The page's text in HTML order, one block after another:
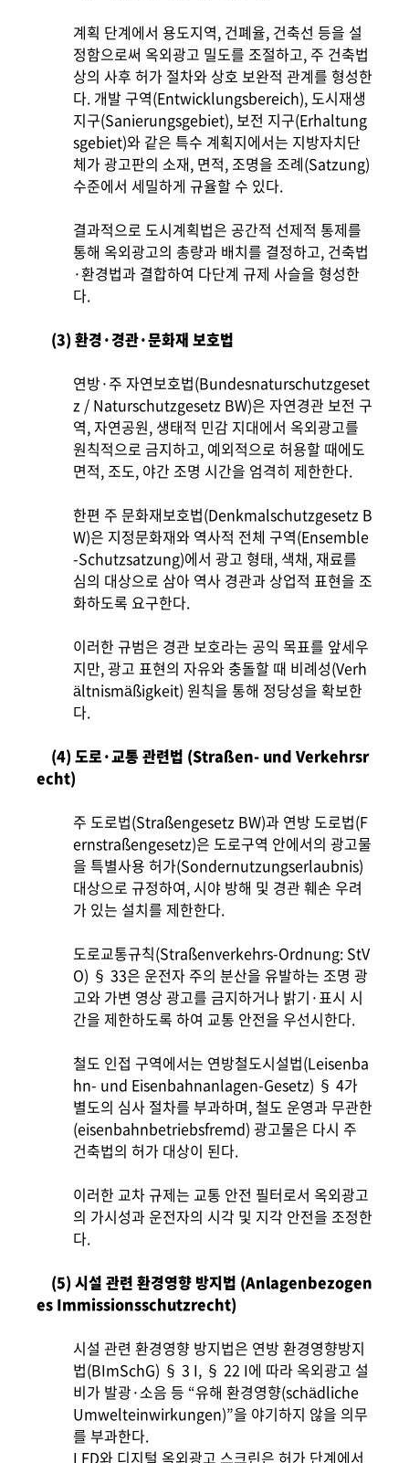
계획 단계에서 용도지역, 건폐율, 건축선 등을 설
정함으로써 옥외광고 밀도를 조절하고, 주 건축법
상의 사후 허가 절차와 상호 보완적 관계를 형성한
다. 개발 구역(Entwicklungsbereich), 도시재생
지구(Sanierungsgebiet), 보전 지구(Erhaltung
sgebiet)와 같은 특수 계획지에서는 지방자치단
체가 광고판의 소재, 면적, 조명을 조례(Satzung)
수준에서 세밀하게 규율할 수 있다.
결과적으로 도시계획법은 공간적 선제적 통제를
통해 옥외광고의 총량과 배치를 결정하고, 건축법
·환경법과 결합하여 다단계 규제 사슬을 형성한
다.
(3) 환경·경관·문화재 보호법
연방·주 자연보호법(Bundesnaturschutzgeset
z / Naturschutzgesetz BW)은 자연경관 보전 구
역, 자연공원, 생태적 민감 지대에서 옥외광고를
원칙적으로 금지하고, 예외적으로 허용할 때에도
면적, 조도, 야간 조명 시간을 엄격히 제한한다.
한편 주 문화재보호법(Denkmalschutzgesetz B
W)은 지정문화재와 역사적 전체 구역(Ensemble
-Schutzsatzung)에서 광고 형태, 색채, 재료를
심의 대상으로 삼아 역사 경관과 상업적 표현을 조
화하도록 요구한다.
이러한 규범은 경관 보호라는 공익 목표를 앞세우
지만, 광고 표현의 자유와 충돌할 때 비례성(Verh
ältnismäßigkeit) 원칙을 통해 정당성을 확보한
다.
(4) 도로·교통 관련법 (Straßen- und Verkehrsr
echt)
주 도로법(Straßengesetz BW)과 연방 도로법(F
ernstraßengesetz)은 도로구역 안에서의 광고물
을 특별사용 허가(Sondernutzungserlaubnis)
대상으로 규정하여, 시야 방해 및 경관 훼손 우려
가 있는 설치를 제한한다.
도로교통규칙(Straßenverkehrs-Ordnung: StV
O) § 33은 운전자 주의 분산을 유발하는 조명 광
고와 가변 영상 광고를 금지하거나 밝기·표시 시
간을 제한하도록 하여 교통 안전을 우선시한다.
철도 인접 구역에서는 연방철도시설법(Leisenba
hn- und Eisenbahnanlagen-Gesetz) § 4가
별도의 심사 절차를 부과하며, 철도 운영과 무관한
(eisenbahnbetriebsfremd) 광고물은 다시 주
건축법의 허가 대상이 된다.
이러한 교차 규제는 교통 안전 필터로서 옥외광고
의 가시성과 운전자의 시각 및 지각 안전을 조정한
다.
(5) 시설 관련 환경영향 방지법 (Anlagenbezogen
es Immissionsschutzrecht)
시설 관련 환경영향 방지법은 연방 환경영향방지
법(BImSchG) § 3 I, § 22 I에 따라 옥외광고 설
비가 발광·소음 등 “유해 환경영향(schädliche
Umwelteinwirkungen)”을 야기하지 않을 의무
를 부과한다.
LED와 디지털 옥외광고 스크린은 허가 단계에서